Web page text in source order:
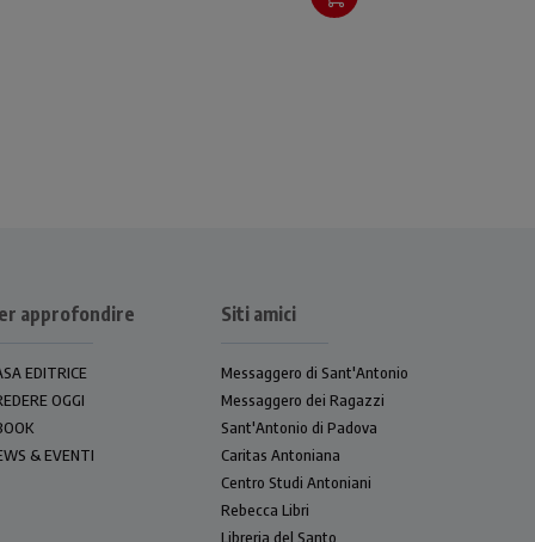
approfondire
EDITRICE
OGGI
& EVENTI
Siti amici
Messaggero di Sant'Antonio
Messaggero dei Ragazzi
Sant'Antonio di Padova
Caritas Antoniana
Centro Studi Antoniani
Rebecca Libri
Libreria del Santo